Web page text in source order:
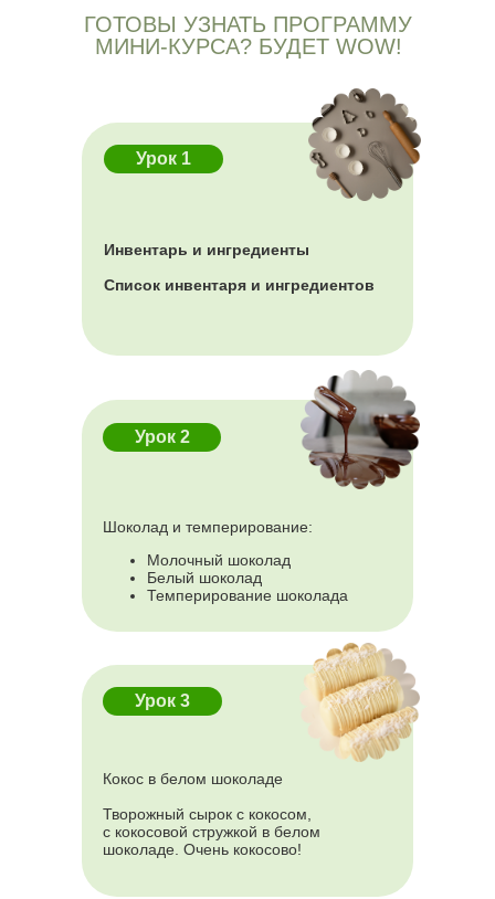
ГОТОВЫ УЗНАТЬ ПРОГРАММУ
МИНИ-КУРСА? БУДЕТ WOW!
Инвентарь и ингредиенты
Список инвентаря и ингредиентов
Кокос в белом шоколаде
Творожный сырок с кокосом,
с кокосовой стружкой в белом
шоколаде. Очень кокосово!
Урок 1
Урок 2
Урок 3
Шоколад и темперирование:
Молочный шоколад
Белый шоколад
Темперирование шоколада